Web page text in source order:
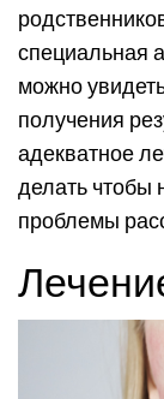
специальная
можно
получения
адекватное
делать чтобы
проблемы